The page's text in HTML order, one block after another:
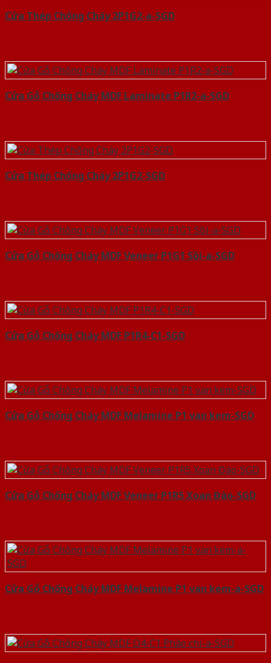
Cửa Thép Chống Cháy 2P1G2-a-SGD
Cửa Gỗ Chống Cháy MDF Laminate P1R2-a-SGD
Cửa Thép Chống Cháy 2P1G2-SGD
Cửa Gỗ Chống Cháy MDF Veneer P1G1 Sồi-a-SGD
Cửa Gỗ Chống Cháy MDF P1R4-C1-SGD
Cửa Gỗ Chống Cháy MDF Melamine P1 van kem-SGD
Cửa Gỗ Chống Cháy MDF Veneer P1R5 Xoan Đào-SGD
Cửa Gỗ Chống Cháy MDF Melamine P1 van kem-a-SGD